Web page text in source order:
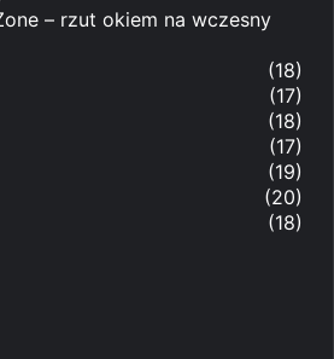
– rzut okiem na wczesny
(18)
(17)
(18)
(17)
(19)
(20)
(18)